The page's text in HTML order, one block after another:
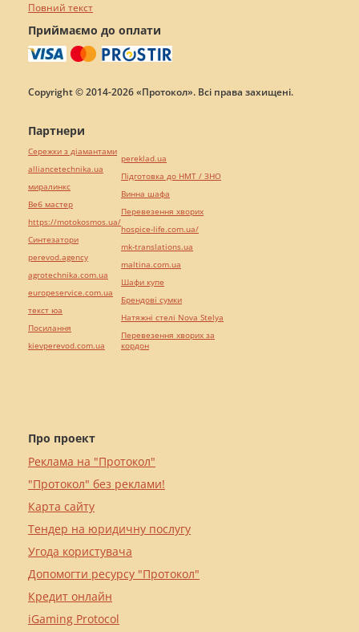
Повний текст
Приймаємо до оплати
Copyright © 2014-2026 «Протокол». Всі права захищені.
Про проект
Реклама на "Протокол"
"Протокол" без реклами!
Карта сайту
Тендер на юридичну послугу
Угода користувача
Допомогти ресурсу "Протокол"
Кредит онлайн
iGaming Protocol
Партнери
Сережки з діамантами
alliancetechnika.ua
миралинкс
Веб мастер
https://motokosmos.ua/
Синтезатори
perevod.agency
agrotechnika.com.ua
europeservice.com.ua
текст юа
Посилання
kievperevod.com.ua
pereklad.ua
Підготовка до НМТ / ЗНО
Винна шафа
Перевезення хворих
hospice-life.com.ua/
mk-translations.ua
maltina.com.ua
Шафи купе
Брендові сумки
Натяжні стелі Nova Stelya
Перевезення хворих за
кордон